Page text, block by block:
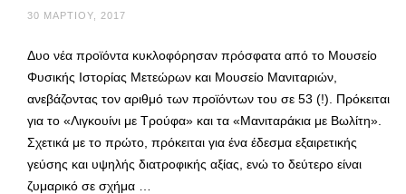
30 ΜΑΡΤΊΟΥ, 2017
Δυο νέα προϊόντα κυκλοφόρησαν πρόσφατα από το Μουσείο
Φυσικής Ιστορίας Μετεώρων και Μουσείο Μανιταριών,
ανεβάζοντας τον αριθμό των προϊόντων του σε 53 (!). Πρόκειται
για το «Λιγκουίνι με Τρούφα» και τα «Μανιταράκια με Βωλίτη».
Σχετικά με το πρώτο, πρόκειται για ένα έδεσμα εξαιρετικής
γεύσης και υψηλής διατροφικής αξίας, ενώ το δεύτερο είναι
ζυμαρικό σε σχήμα …